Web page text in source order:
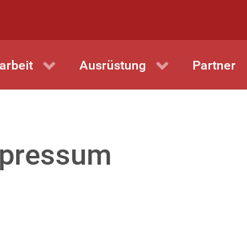
Ausrüstung Partner